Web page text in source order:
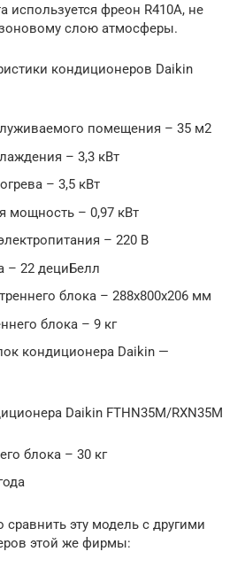
используется фреон R410A, не
слою атмосферы.
кондиционеров Daikin
помещения – 35 м2
– 3,3 кВт
– 3,5 кВт
мощность – 0,97 кВт
– 220 В
– 22 дециБелл
блока – 288х800х206 мм
блока – 9 кг
кондиционера Daikin —
Daikin FTHN35M/RXN35M
блока – 30 кг
эту модель с другими
этой же фирмы: